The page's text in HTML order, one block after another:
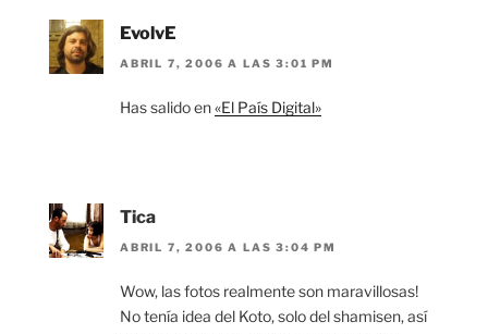
EvolvE
ABRIL 7, 2006 A LAS 3:01 PM
Has salido en«El País Digital»
Tica
ABRIL 7, 2006 A LAS 3:04 PM
Wow, las fotos realmente son maravillosas!
No tenía idea del Koto, solo del shamisen, así